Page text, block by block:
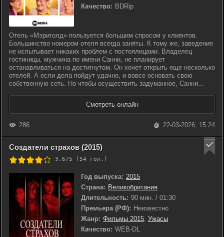
Качество: BDRip
Отель «Мэриголд» пользуется большим спросом у клиентов.
Большинство номером отеля всегда заняты. К тому же, заведение
не испытывает никаких проблем с постоялицами. Владелец
гостиницы, мужчина по имени Санни, не планирует
останавливаться на достигнутом. Он хочет открыть еще несколько
отелей. А если дела пойдут удачно, и вовсе основать свою
собственную сеть. Но чтобы осуществить задуманное, Санни...
Смотреть онлайн
286 22-03-2026, 15:24
Создатели страхов (2015)
3.6/5 (54 гол.)
Год выпуска: 2015
Страна: Великобритания
Длительность: 90 мин. / 01:30
Премьера (РФ): Неизвестно
Жанр: Фильмы 2015, Ужасы
Качество: WEB-DL